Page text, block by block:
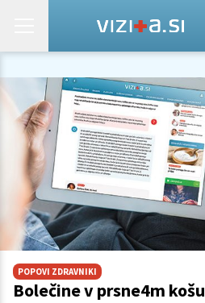
POPOVI ZDRAVNIKI
Bolečine v prsne4m košu